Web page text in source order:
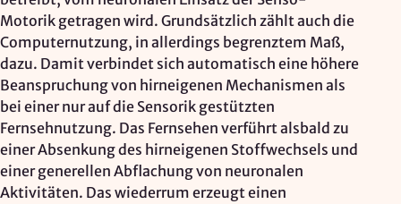
Motorik getragen wird. Grundsätzlich zählt auch die
Computernutzung, in allerdings begrenztem Maß,
dazu. Damit verbindet sich automatisch eine höhere
Beanspruchung von hirneigenen Mechanismen als
bei einer nur auf die Sensorik gestützten
Fernsehnutzung. Das Fernsehen verführt alsbald zu
einer Absenkung des hirneigenen Stoffwechsels und
einer generellen Abflachung von neuronalen
Aktivitäten. Das wiederrum erzeugt einen